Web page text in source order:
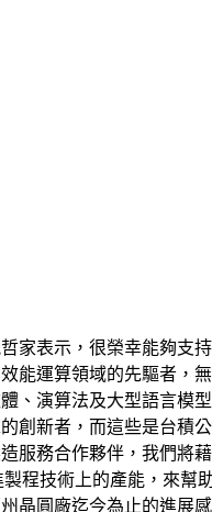
家表示，很榮幸能夠支
能運算領域的先驅者，
、演算法及大型語言模
創新者，而這些是台積
服務合作夥伴，我們將
製程技術上的產能，來幫
晶圓廠迄今為止的進展